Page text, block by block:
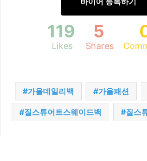
119
Likes
5
Shares
가을데일리백 가을패션
질스튜어트스웨이드백 질스